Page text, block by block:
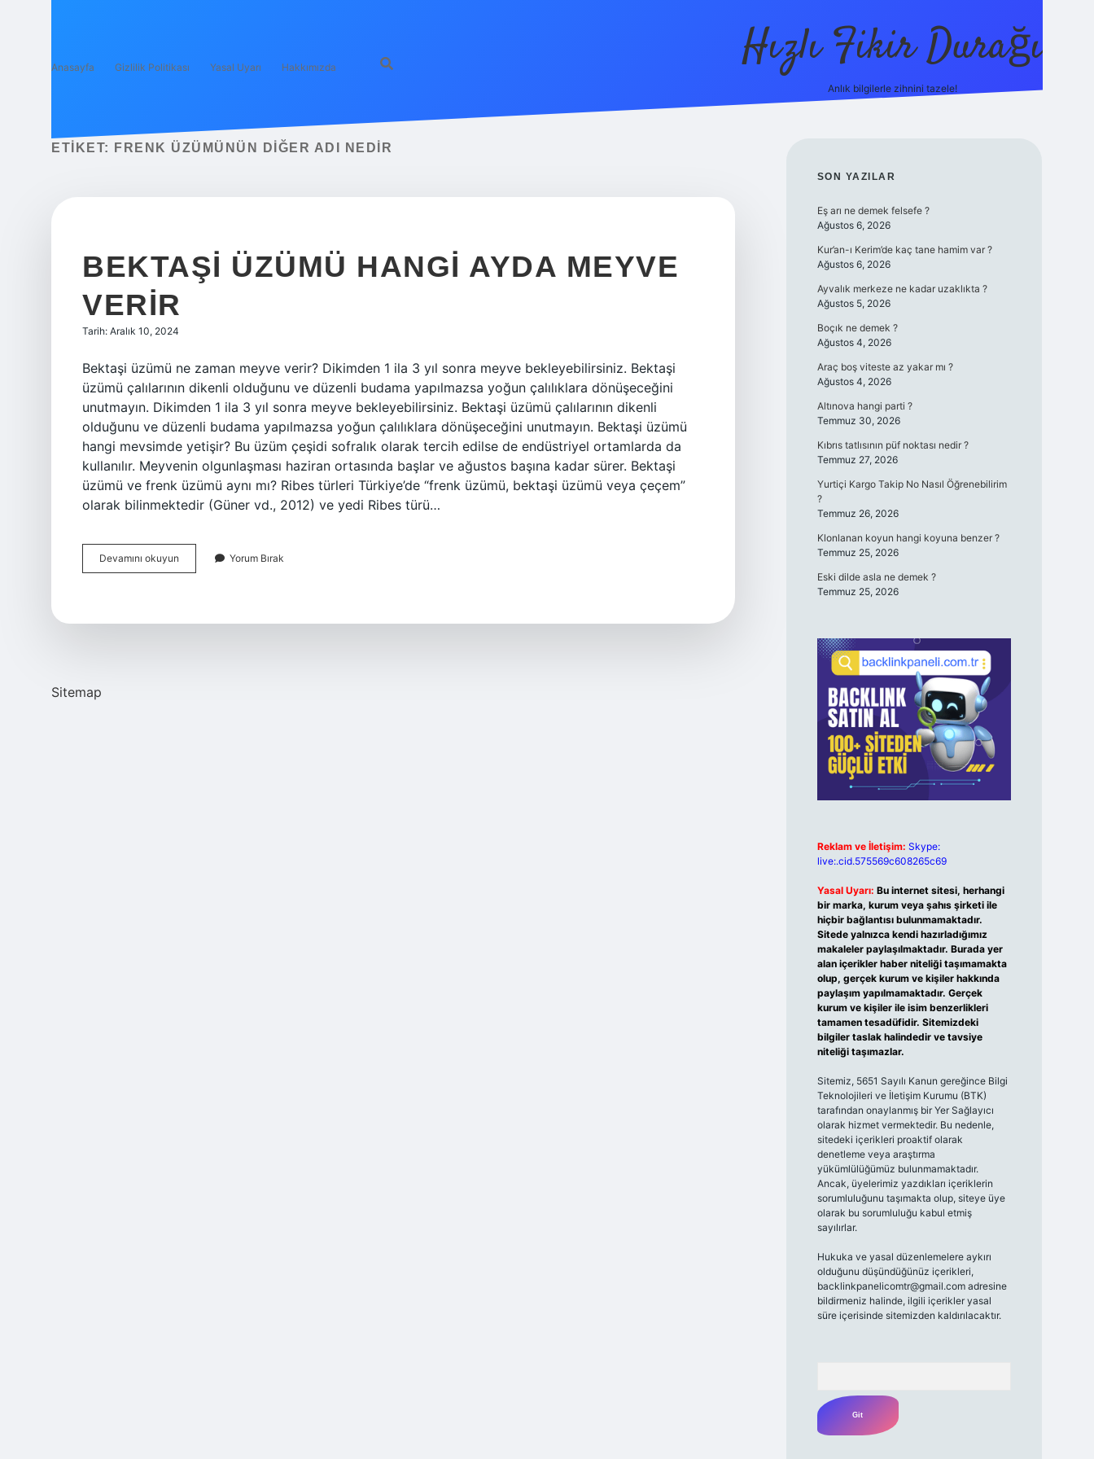
Anasayfa Gizlilik Politikası Yasal Uyarı Hakkımızda Hızlı Fikir Durağı
Anlık bilgilerle zihnini tazele!
ETIKET: FRENK ÜZÜMÜNÜN DIĞER ADI NEDIR
BEKTAŞI ÜZÜMÜ HANGI AYDA MEYVE
VERIR
Tarih: Aralık 10, 2024
Bektaşi üzümü ne zaman meyve verir? Dikimden 1 ila 3 yıl sonra meyve bekleyebilirsiniz. Bektaşi
üzümü çalılarının dikenli olduğunu ve düzenli budama yapılmazsa yoğun çalılıklara dönüşeceğini
unutmayın. Dikimden 1 ila 3 yıl sonra meyve bekleyebilirsiniz. Bektaşi üzümü çalılarının dikenli
olduğunu ve düzenli budama yapılmazsa yoğun çalılıklara dönüşeceğini unutmayın. Bektaşi üzümü
hangi mevsimde yetişir? Bu üzüm çeşidi sofralık olarak tercih edilse de endüstriyel ortamlarda da
kullanılır. Meyvenin olgunlaşması haziran ortasında başlar ve ağustos başına kadar sürer. Bektaşi
üzümü ve frenk üzümü aynı mı? Ribes türleri Türkiye’de “frenk üzümü, bektaşi üzümü veya çeçem”
olarak bilinmektedir (Güner vd., 2012) ve yedi Ribes türü…
Devamını okuyun
Üzümü
Yorum Bırak
Sitemap
SIDEBAR
SON YAZILAR
Eş arı ne demek felsefe ?
Ağustos 6, 2026
Kur’an-ı Kerim’de kaç tane hamim var ?
Ağustos 6, 2026
Ayvalık merkeze ne kadar uzaklıkta ?
Ağustos 5, 2026
Boçık ne demek ?
Ağustos 4, 2026
Araç boş viteste az yakar mı ?
Ağustos 4, 2026
Altınova hangi parti ?
Temmuz 30, 2026
Kıbrıs tatlısının püf noktası nedir ?
Temmuz 27, 2026
Yurtiçi Kargo Takip No Nasıl Öğrenebilirim
?
Temmuz 26, 2026
Klonlanan koyun hangi koyuna benzer ?
Temmuz 25, 2026
Eski dilde asla ne demek ?
Temmuz 25, 2026
Reklam ve İletişim: Skype:
live:.cid.575569c608265c69
Yasal Uyarı: Bu internet sitesi, herhangi
bir marka, kurum veya şahıs şirketi ile
hiçbir bağlantısı bulunmamaktadır.
Sitede yalnızca kendi hazırladığımız
makaleler paylaşılmaktadır. Burada yer
alan içerikler haber niteliği taşımamakta
olup, gerçek kurum ve kişiler hakkında
paylaşım yapılmamaktadır. Gerçek
kurum ve kişiler ile isim benzerlikleri
tamamen tesadüfidir. Sitemizdeki
bilgiler taslak halindedir ve tavsiye
niteliği taşımazlar.
Sitemiz, 5651 Sayılı Kanun gereğince Bilgi
Teknolojileri ve İletişim Kurumu (BTK)
tarafından onaylanmış bir Yer Sağlayıcı
olarak hizmet vermektedir. Bu nedenle,
sitedeki içerikleri proaktif olarak
denetleme veya araştırma
yükümlülüğümüz bulunmamaktadır.
Ancak, üyelerimiz yazdıkları içeriklerin
sorumluluğunu taşımakta olup, siteye üye
olarak bu sorumluluğu kabul etmiş
sayılırlar.
Hukuka ve yasal düzenlemelere aykırı
olduğunu düşündüğünüz içerikleri,
backlinkpanelicomtr@gmail.comadresine
bildirmeniz halinde, ilgili içerikler yasal
süre içerisinde sitemizden kaldırılacaktır.